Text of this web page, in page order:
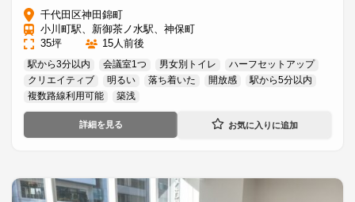
千代田区神田錦町
小川町駅、新御茶ノ水駅、神保町
35坪
15人前後
駅から3分以内 会議室1つ 男女別トイレ
ハーフセットアップ
クリエイティブ
明るい 落ち着いた 開放感
駅から5分以内
複数路線利用可能
築浅
詳細を見る